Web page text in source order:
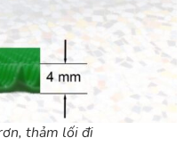
thảm lối đi